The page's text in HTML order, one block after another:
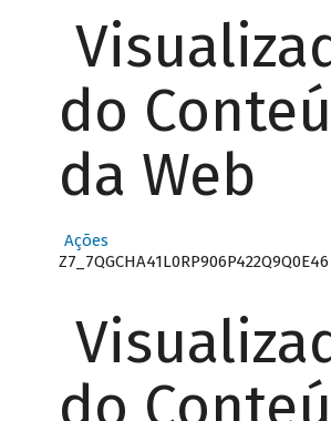
do
da Web
Ações
Z7_7QGCHA41L0RP906P422Q9Q0E46
do